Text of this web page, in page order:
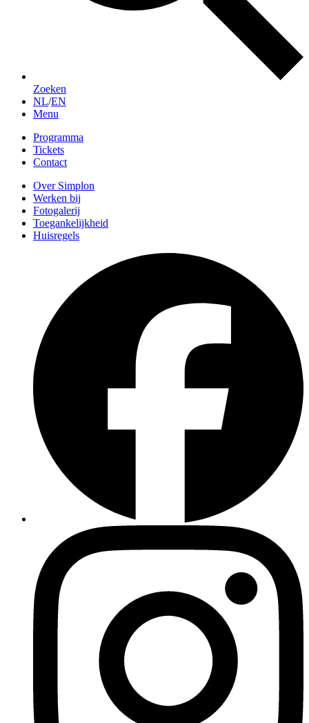
Zoeken
NL/EN
Menu
Programma
Tickets
Contact
Over Simplon
Werken bij
Fotogalerij
Toegankelijkheid
Huisregels